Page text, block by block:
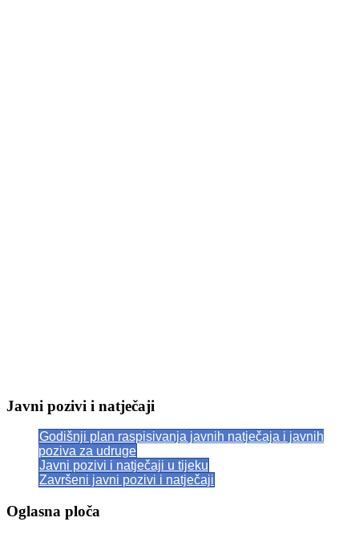
Javni pozivi i natječaji
Godišnji plan raspisivanja javnih natječaja i javnih
poziva za udruge
Javni pozivi i natječaji u tijeku
Završeni javni pozivi i natječaji
Oglasna ploča